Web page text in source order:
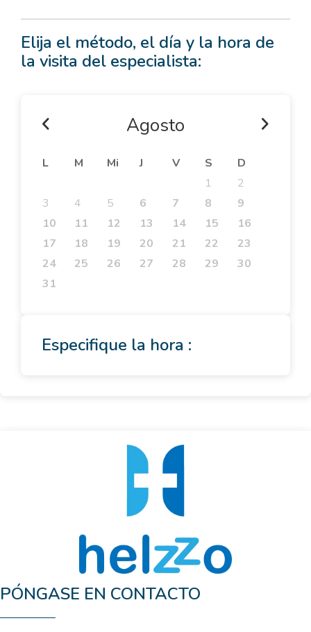
Elija el método, el día y la hora de
la visita del especialista:
Agosto
L M Mi J V S
D
1
2
3
4 5 6 7 8
9
10
11 12 13 14 15
16
17
18 19 20 21 22
23
24
25 26 27 28 29
30
31
Especifique la hora :
PÓNGASE EN CONTACTO